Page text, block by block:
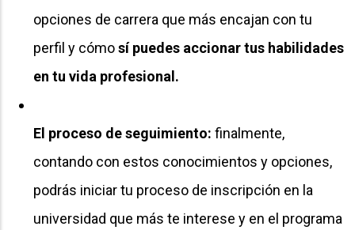
opciones de carrera que más encajan con tu
perfil y cómosí puedes accionar tus habilidades
en tu vida profesional.
El proceso de seguimiento: finalmente,
contando con estos conocimientos y opciones,
podrás iniciar tu proceso de inscripción en la
universidad que más te interese y en el programa